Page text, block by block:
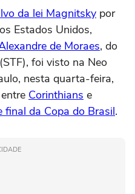
da lei Magnitsky por
Estados Unidos,
de Moraes, do
foi visto na Neo
nesta quarta-feira,
Corinthians e
final da Copa do Brasil.